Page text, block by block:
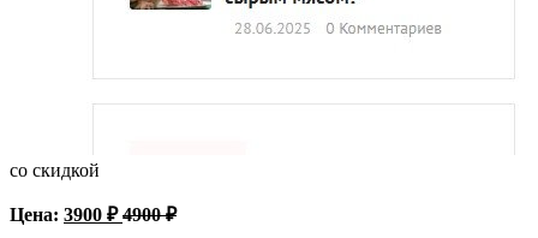
со скидкой
Цена: 3900 ₽ 4900₽